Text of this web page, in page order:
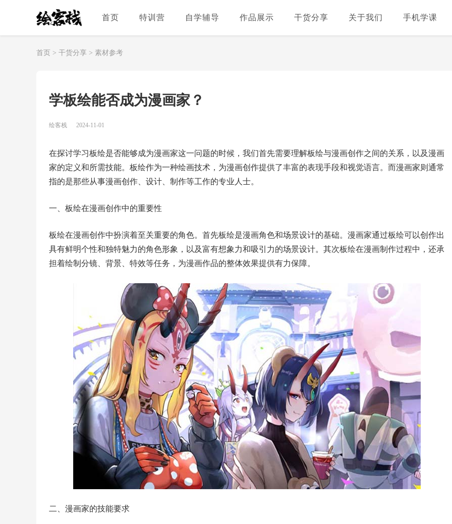
首页 特训营 自学辅导 作品展示 干货分享 关于我们 手机学课
首页 > 干货分享 > 素材参考
学板绘能否成为漫画家？
绘客栈 2024-11-01
在探讨学习板绘是否能够成为漫画家这一问题的时候，我们首先需要理解板绘与漫画创作之间的关系，以及漫画
家的定义和所需技能。板绘作为一种绘画技术，为漫画创作提供了丰富的表现手段和视觉语言。而漫画家则通常
指的是那些从事漫画创作、设计、制作等工作的专业人士。
一、板绘在漫画创作中的重要性
板绘在漫画创作中扮演着至关重要的角色。首先板绘是漫画角色和场景设计的基础。漫画家通过板绘可以创作出
具有鲜明个性和独特魅力的角色形象，以及富有想象力和吸引力的场景设计。其次板绘在漫画制作过程中，还承
担着绘制分镜、背景、特效等任务，为漫画作品的整体效果提供有力保障。
二、漫画家的技能要求